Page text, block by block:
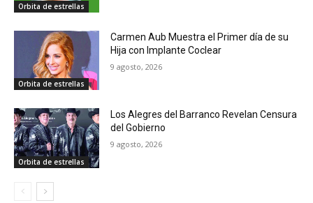
Orbita de estrellas
Orbita de estrellas
Carmen Aub Muestra el Primer día de su
Hija con Implante Coclear
9 agosto, 2026
Orbita de estrellas
Los Alegres del Barranco Revelan Censura
del Gobierno
9 agosto, 2026